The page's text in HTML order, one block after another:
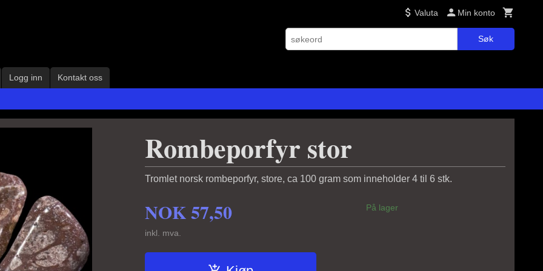
Valuta Min konto
Søk
Logg inn Kontakt oss
Rombeporfyr stor
Tromlet norsk rombeporfyr, store, ca 100 gram som inneholder 4 til 6 stk.
NOK57,50
inkl. mva.
På lager